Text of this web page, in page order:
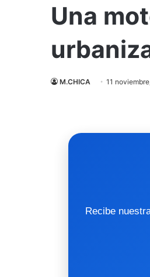
Una
M.CHICA 11
Recibe